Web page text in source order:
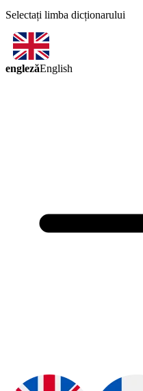
Selectați limba dicționarului
englezăEnglish